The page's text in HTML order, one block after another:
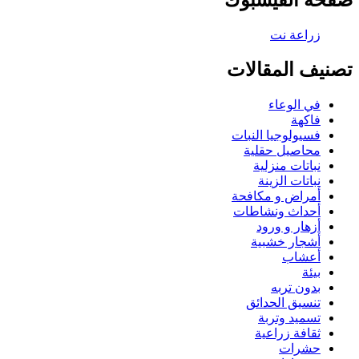
تصنيف المقالات
في الوعاء
فاكهة
فسيولوجيا النبات
محاصيل حقلية
نباتات منزلية
نباتات الزينة
أمراض و مكافحة
أحداث ونشاطات
أزهار و ورود
أشجار خشبية
أعشاب
بيئة
بدون تربه
تنسيق الحدائق
تسميد وتربة
ثقافة زراعية
حشرات